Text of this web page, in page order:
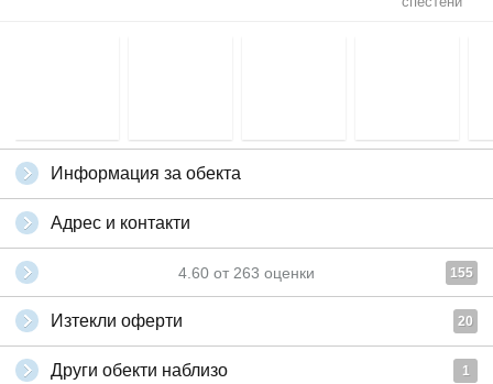
Информация за обекта
Адрес и контакти
4.60 от 263 оценки 155
Изтекли оферти 20
Други обекти наблизо 1